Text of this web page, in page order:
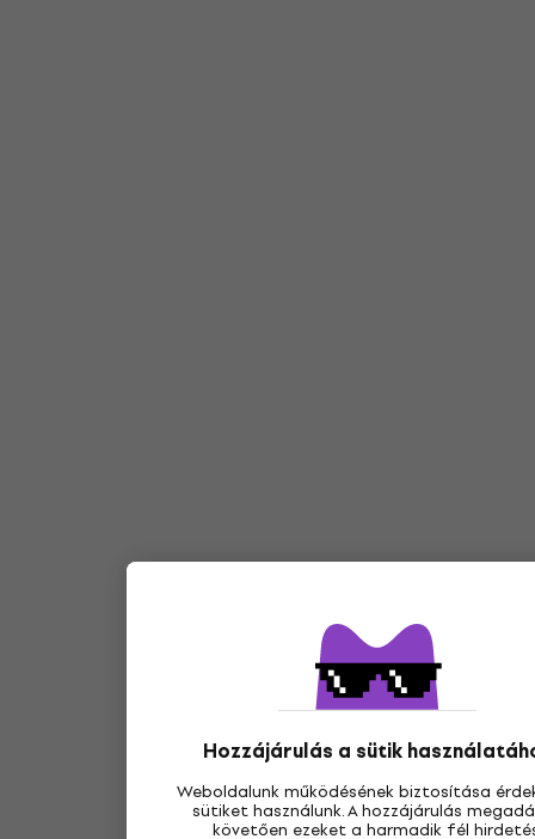
Hozzájárulás a sütik
Weboldalunk működésének biztosítása
sütiket használunk. A hozzájárulás
követően ezeket a harmadik fél